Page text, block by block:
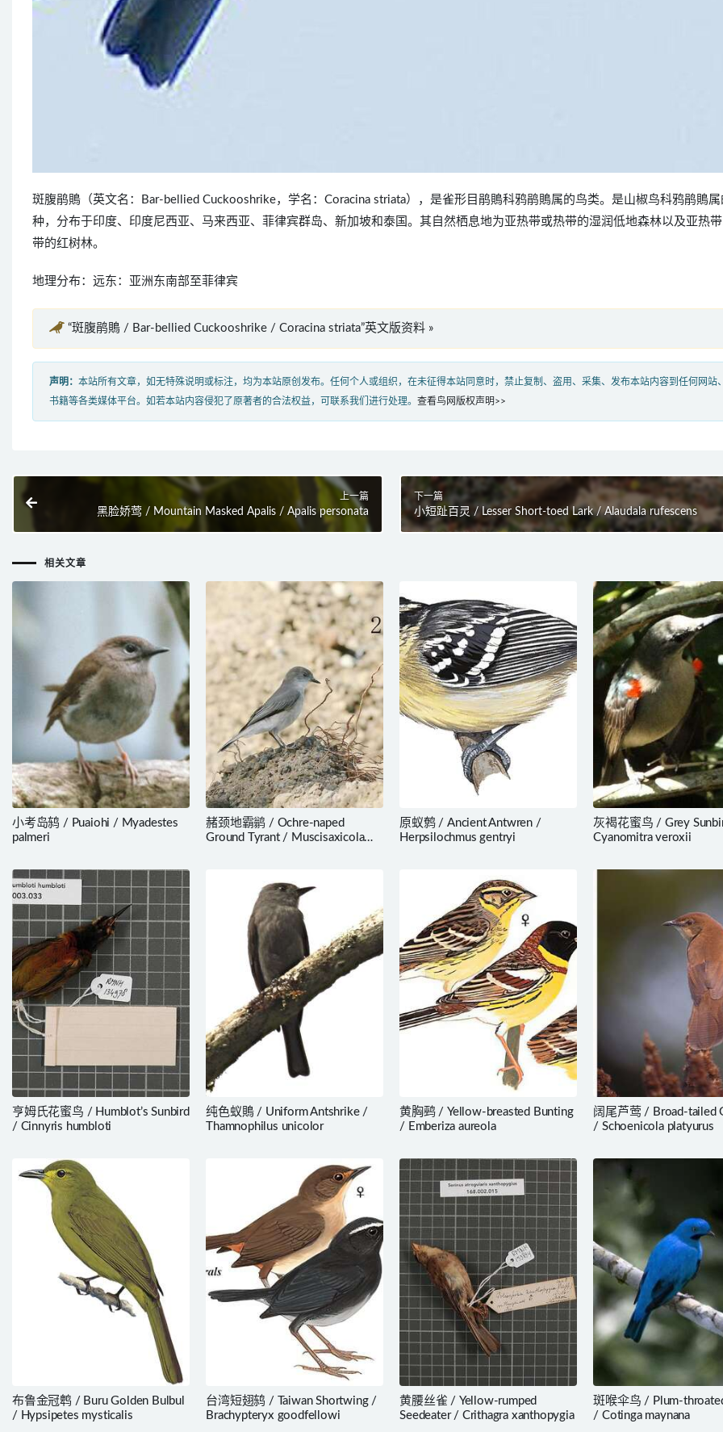
斑腹鹃鵙（英文名：Bar-bellied Cuckooshrike，学名：Coracina striata），是雀形目鹃鵙科鸦鹃鵙属的鸟类。是山椒鸟科鸦鹃鵙属
种，分布于印度、印度尼西亚、马来西亚、菲律宾群岛、新加坡和泰国。其自然栖息地为亚热带或热带的湿润低地森林以及亚热
带的红树林。
地理分布：远东：亚洲东南部至菲律宾
“斑腹鹃鵙 / Bar-bellied Cuckooshrike / Coracina striata”英文版资料 »
声明： 本站所有文章，如无特殊说明或标注，均为本站原创发布。任何个人或组织，在未征得本站同意时，禁止复制、盗用、采集、发布本站内容到任何网站
书籍等各类媒体平台。如若本站内容侵犯了原著者的合法权益，可联系我们进行处理。 查看鸟网版权声明>>
上一篇
黑脸娇莺 / Mountain Masked Apalis / Apalis personata
下一篇
小短趾百灵 / Lesser Short-toed Lark / Alaudala rufescens
相关文章
小考岛鸫 / Puaiohi / Myadestes
palmeri
赭颈地霸鹟 / Ochre-naped
Ground Tyrant / Muscisaxicola
原蚁鹩 / Ancient Antwren /
Herpsilochmus gentryi
灰褐花蜜鸟 / Grey
Cyanomitra veroxii
亨姆氏花蜜鸟 / Humblot’s Sunbird
/ Cinnyris humbloti
纯色蚁鵙 / Uniform Antshrike /
Thamnophilus unicolor
黄胸鹀 / Yellow-breasted Bunting
/ Emberiza aureola
阔尾芦莺 / Broad-tailed
/ Schoenicola platyurus
布鲁金冠鹎 / Buru Golden Bulbul
/ Hypsipetes mysticalis
台湾短翅鸫 / Taiwan Shortwing /
Brachypteryx goodfellowi
黄腰丝雀 / Yellow-rumped
Seedeater / Crithagra xanthopygia
斑喉伞鸟 / Plum-
/ Cotinga maynana